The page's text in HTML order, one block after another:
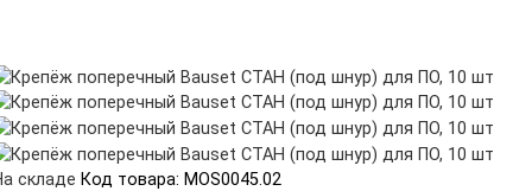
складе Код товара: MOS0045.02